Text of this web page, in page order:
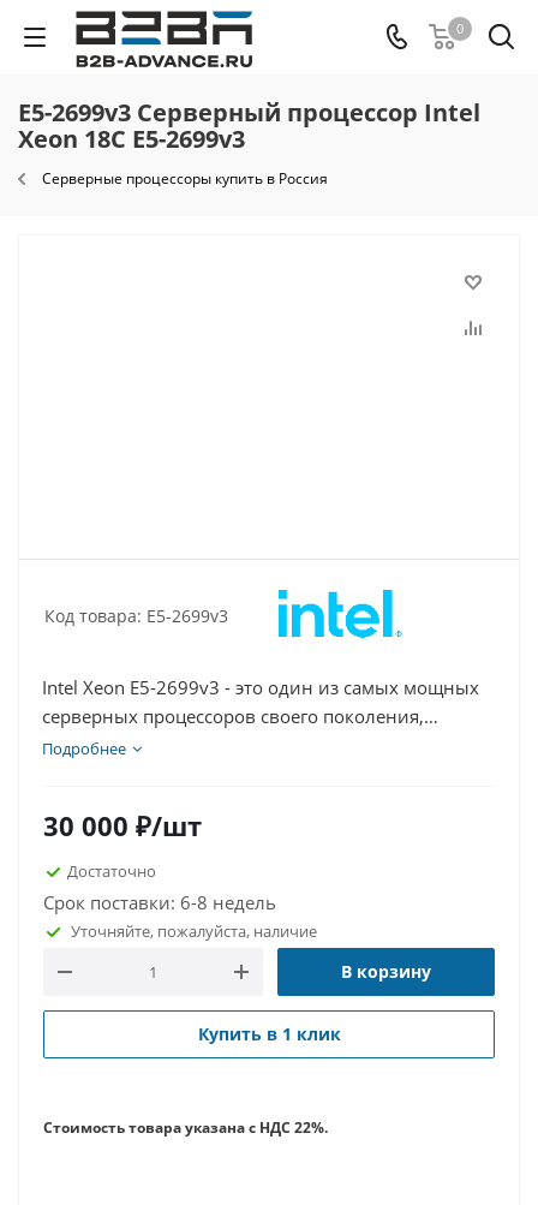
0
E5-2699v3 Серверный процессор Intel
Xeon 18C E5-2699v3
Cерверные процессоры купить в Россия
Код товара: E5-2699v3
Intel Xeon E5-2699v3 - это один из самых мощных
серверных процессоров своего поколения,
созданный для решения самых ресурсоёмких
огромному объёму кэш-памяти, он обеспечивает
исключительную скорость обработки данных, что
виртуализации, аналитики больших данных,
высокопроизводительных вычислений (HPC) и
построения масштабируемых серверных
платформ. Если вы ищете серверные процессоры
Intel для модернизации инфраструктуры или
планируете купить процессоры оптом, E5-2699v3
требовательных проектов.
Подробнее
30 000 ₽/шт
Достаточно
Срок поставки: 6-8 недель
Уточняйте, пожалуйста, наличие
В корзину
Купить в 1 клик
Стоимость товара указана с НДС 22%.